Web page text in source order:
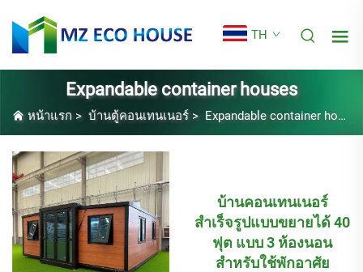
TH
Expandable container houses
หน้าแรก > บ้านตู้คอนเทนเนอร์ > Expandable container houses
บ้านคอนเทนเนอร์
สำเร็จรูปแบบขยายได้ 40
ฟุต แบบ 3 ห้องนอน
สำหรับใช้พักอาศัย